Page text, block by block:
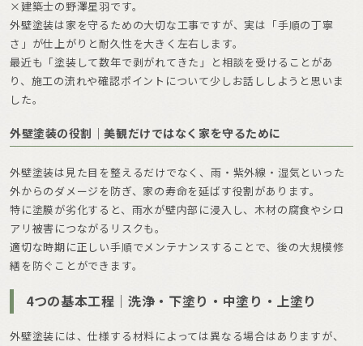
×建築士の野澤星羽です。
外壁塗装は家を守るための大切な工事ですが、実は「手順の丁寧
さ」が仕上がりと耐久性を大きく左右します。
最近も「塗装して数年で剥がれてきた」と相談を受けることがあ
り、施工の流れや確認ポイントについて少しお話ししようと思いま
した。
外壁塗装の役割｜美観だけではなく家を守るために
外壁塗装は見た目を整えるだけでなく、雨・紫外線・湿気といった
外からのダメージを防ぎ、家の寿命を延ばす役割があります。
特に塗膜が劣化すると、雨水が壁内部に浸入し、木材の腐食やシロ
アリ被害につながるリスクも。
適切な時期に正しい手順でメンテナンスすることで、後の大規模修
繕を防ぐことができます。
4つの基本工程｜洗浄・下塗り・中塗り・上塗り
外壁塗装には、仕様する材料によっては異なる場合はありますが、